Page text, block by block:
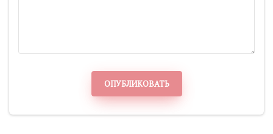
ОПУБЛИКОВАТЬ